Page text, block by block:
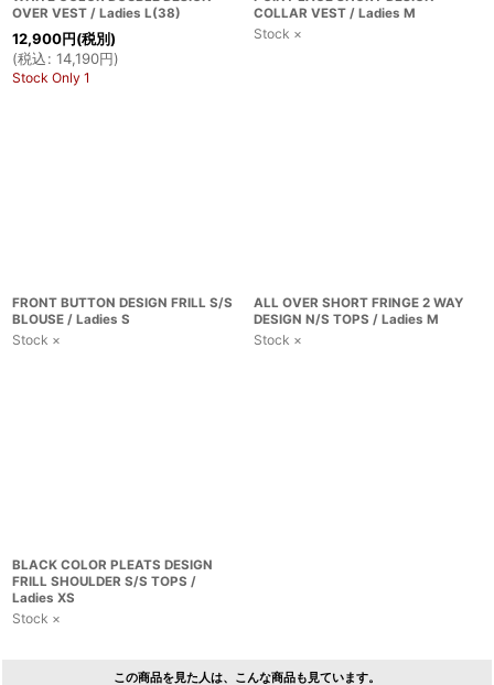
OVER VEST / Ladies L(38)
12,900円(税別)
(税込: 14,190円)
Stock Only 1
COLLAR VEST / Ladies M
Stock ×
FRONT BUTTON DESIGN FRILL S/S
BLOUSE / Ladies S
Stock ×
ALL OVER SHORT FRINGE 2 WAY
DESIGN N/S TOPS / Ladies M
Stock ×
BLACK COLOR PLEATS DESIGN
FRILL SHOULDER S/S TOPS /
Ladies XS
Stock ×
この商品を見た人は、こんな商品も見ています。